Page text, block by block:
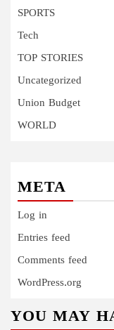
SPORTS
Tech
TOP STORIES
Uncategorized
Union Budget
WORLD
META
Log in
Entries feed
Comments feed
WordPress.org
YOU MAY